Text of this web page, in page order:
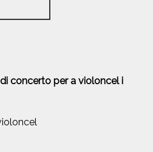
concerto per a violoncel i